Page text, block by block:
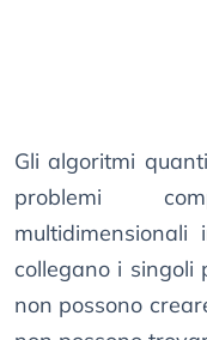
Gli algoritmi
problemi
collegano i singoli
non possono